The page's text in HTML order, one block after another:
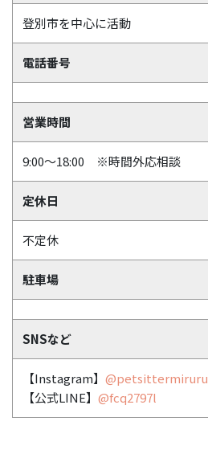
登別市を中心に活動
電話番号
営業時間
9:00～18:00 ※時間外応相談
定休日
不定休
駐車場
SNSなど
【Instagram】 @petsittermiruru
【公式LINE】 @fcq2797l